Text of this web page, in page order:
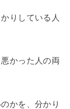
りしている人
かった人の両
かを、分かり